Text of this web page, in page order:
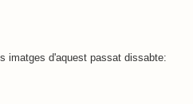
imatges d'aquest passat dissabte: